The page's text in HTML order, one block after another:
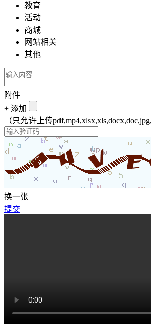
教育
活动
商城
网站相关
其他
附件
+ 添加
（只允许上传
换一张
提交